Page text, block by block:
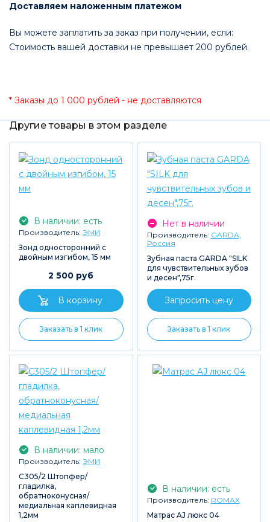
Доставляем наложенным платежом
Вы можете заплатить за заказ при получении, если:
Стоимость вашей доставки не превышает 200 рублей.
* Заказы до 1 000 рублей - не доставляются
Другие товары в этом разделе
В наличии: есть
Производитель: ЭМИ
Зонд односторонний с
двойным изгибом, 15 мм
2 500 руб
Заказать в 1 клик
Нет в наличии
Производитель: GARDA,
Россия
Зубная паста GARDA "SILK
для чувствительных зубов
и десен",75г.
Запросить цену
Заказать в 1 клик
В наличии: мало
Производитель: ЭМИ
С305/2 Штопфер/
гладилка,
обратноконусная/
медиальная каплевидная
1,2мм
В наличии: есть
Производитель: ROMAX
Матрас AJ люкс 04